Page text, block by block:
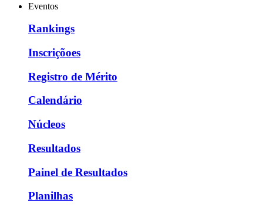
Eventos
Rankings
Inscriçõoes
Registro de Mérito
Calendário
Núcleos
Resultados
Painel de Resultados
Planilhas